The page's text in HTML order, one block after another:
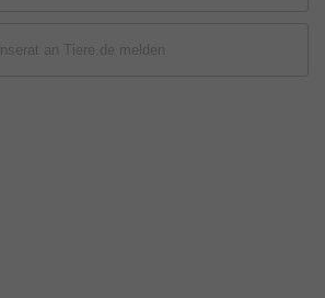
Inserat an Tiere.de melden